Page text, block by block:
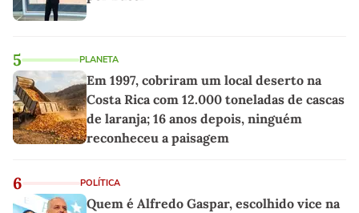
5 PLANETA
Em 1997, cobriram um local deserto na
Costa Rica com 12.000 toneladas de cascas
de laranja; 16 anos depois, ninguém
reconheceu a paisagem
6 POLÍTICA
Quem é Alfredo Gaspar, escolhido vice na